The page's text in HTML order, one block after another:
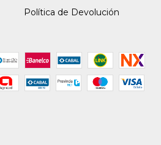
Política de Devolución